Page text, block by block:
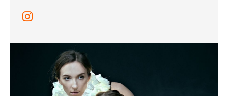
Link a instagram